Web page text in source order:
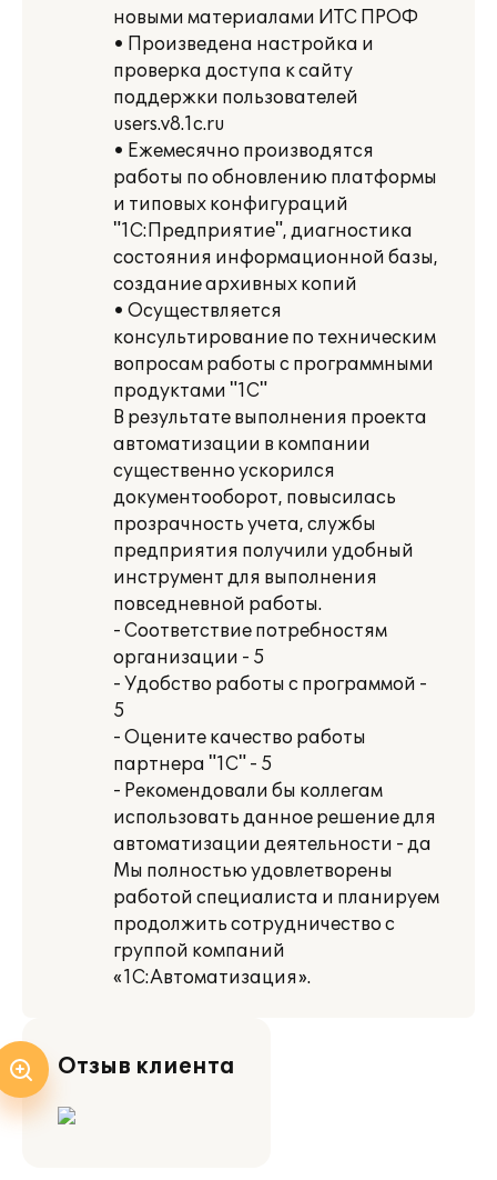
новыми материалами ИТС ПРОФ
• Произведена настройка и
проверка доступа к сайту
поддержки пользователей
users.v8.1c.ru
• Ежемесячно производятся
работы по обновлению платформы
и типовых конфигураций
"1С:Предприятие", диагностика
состояния информационной базы,
создание архивных копий
• Осуществляется
консультирование по техническим
вопросам работы с программными
продуктами "1С"
В результате выполнения проекта
автоматизации в компании
существенно ускорился
документооборот, повысилась
прозрачность учета, службы
предприятия получили удобный
инструмент для выполнения
повседневной работы.
- Соответствие потребностям
организации - 5
- Удобство работы с программой -
5
- Оцените качество работы
партнера "1С" - 5
- Рекомендовали бы коллегам
использовать данное решение для
автоматизации деятельности - да
Мы полностью удовлетворены
работой специалиста и планируем
продолжить сотрудничество с
группой компаний
«1С:Автоматизация».
Отзыв клиента